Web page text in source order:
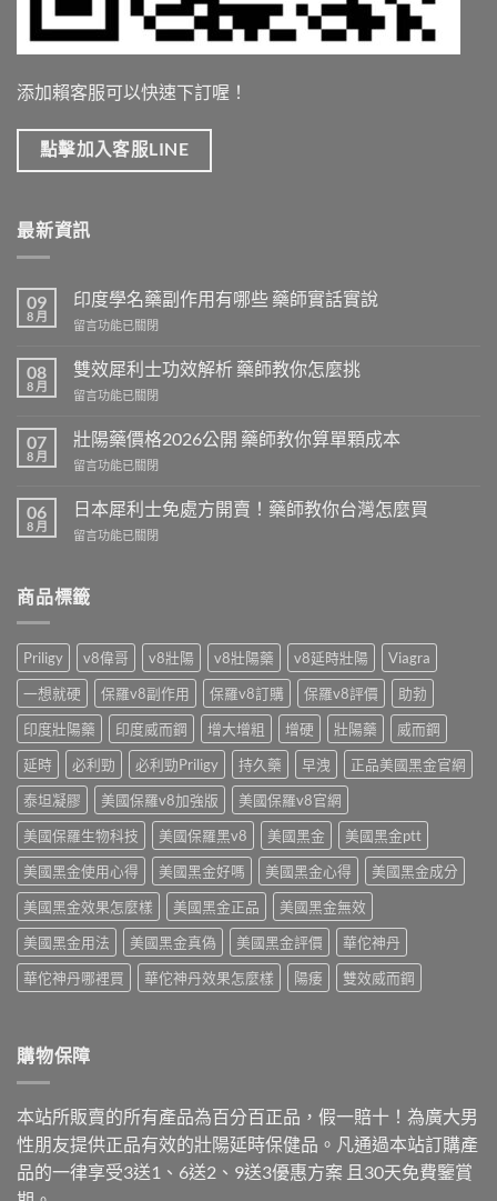
添加賴客服可以快速下訂喔！
點擊加入客服LINE
最新資訊
09
8 月
印度學名藥副作用有哪些 藥師實話實說
在
度
學
名
副
作
用
哪
些
實
話
說〉
留言功能已關閉
08
8 月
雙效犀利士功效解析 藥師教你怎麼挑
在
效
犀
利
功
效
解
師
怎
麼
挑〉
中
留言功能已關閉
07
8 月
壯陽藥價格2026公開 藥師教你算單顆成本
在
陽
藥
價
公
師
教
你
算
單
顆
成
本〉
中
留言功能已關閉
06
8 月
日本犀利士免處方開賣！藥師教你台灣怎麼買
在
犀
利
免
方
開
賣！
藥
師
教
你
台
灣
怎
麼
買〉
中
留言功能已關閉
商品標籤
Priligy v8偉哥 v8壯陽 v8壯陽藥 v8延時壯陽
Viagra
一想就硬
保羅v8副作用 保羅v8訂購 保羅v8評價
助勃
印度壯陽藥
印度威而鋼 增大增粗 增硬 壯陽藥
威而鋼
延時
必利勁 必利勁Priligy 持久藥 早洩
正品美國黑金官網
泰坦凝膠
美國保羅v8加強版
美國保羅v8官網
美國保羅生物科技
美國保羅黑v8 美國黑金
美國黑金ptt
美國黑金使用心得
美國黑金好嗎 美國黑金心得
美國黑金成分
美國黑金效果怎麼樣
美國黑金正品
美國黑金無效
美國黑金用法
美國黑金真偽 美國黑金評價
華佗神丹
華佗神丹哪裡買
華佗神丹效果怎麼樣 陽痿 雙效威而鋼
購物保障
本站所販賣的所有產品為百分百正品，假一賠十！為廣大男
性朋友提供正品有效的壯陽延時保健品。凡通過本站訂購產
品的一律享受3送1、6送2、9送3優惠方案 且30天免費鑒賞